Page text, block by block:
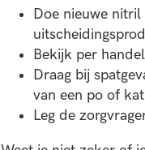
Doe nieuwe
Bekijk per
Draag bij
van een po of
Leg de